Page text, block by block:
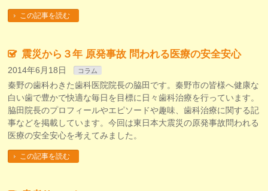
この記事を読む
震災から３年 原発事故 問われる医療の安全安心
2014年6月18日 コラム
秦野の歯科わきた歯科医院院長の脇田です。秦野市の皆様へ健康な
白い歯で豊かで快適な毎日を目標に日々歯科治療を行っています。
脇田院長のプロフィールやエピソードや趣味、歯科治療に関する記
事などを掲載しています。今回は東日本大震災の原発事故問われる
医療の安全安心を考えてみました。
この記事を読む